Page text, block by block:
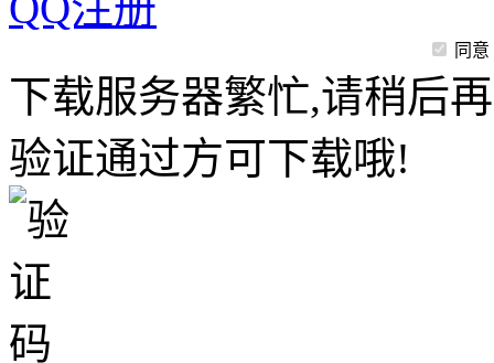
同意
下载服务器繁忙,请稍后
验证通过方可下载哦!